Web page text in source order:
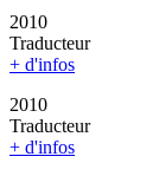
2010
Traducteur
+ d'infos
2010
Traducteur
+ d'infos